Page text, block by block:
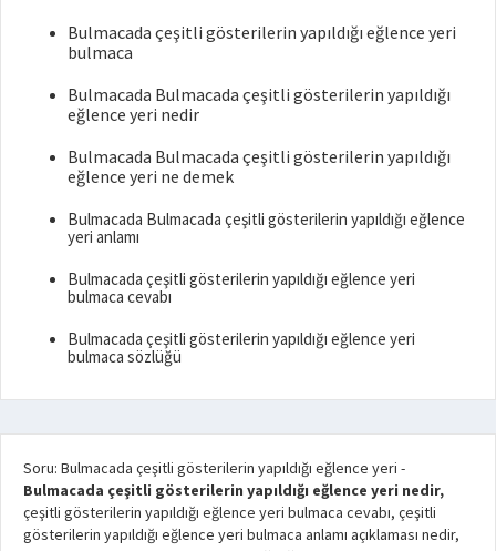
Bulmacada çeşitli gösterilerin yapıldığı eğlence yeri
bulmaca
Bulmacada Bulmacada çeşitli gösterilerin yapıldığı
eğlence yeri nedir
Bulmacada Bulmacada çeşitli gösterilerin yapıldığı
eğlence yeri ne demek
Bulmacada Bulmacada çeşitli gösterilerin yapıldığı eğlence
yeri anlamı
Bulmacada çeşitli gösterilerin yapıldığı eğlence yeri
bulmaca cevabı
Bulmacada çeşitli gösterilerin yapıldığı eğlence yeri
bulmaca sözlüğü
Soru: Bulmacada çeşitli gösterilerin yapıldığı eğlence yeri -
Bulmacada çeşitli gösterilerin yapıldığı eğlence yeri nedir,
çeşitli gösterilerin yapıldığı eğlence yeri bulmaca cevabı, çeşitli
gösterilerin yapıldığı eğlence yeri bulmaca anlamı açıklaması nedir,